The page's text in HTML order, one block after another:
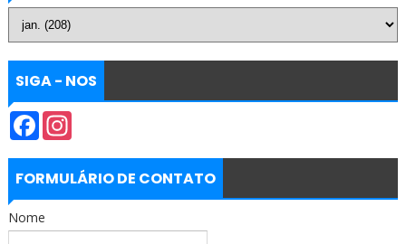
SIGA - NOS
F
e
b
o
k
I
t
a
r
m
FORMULÁRIO DE CONTATO
Nome